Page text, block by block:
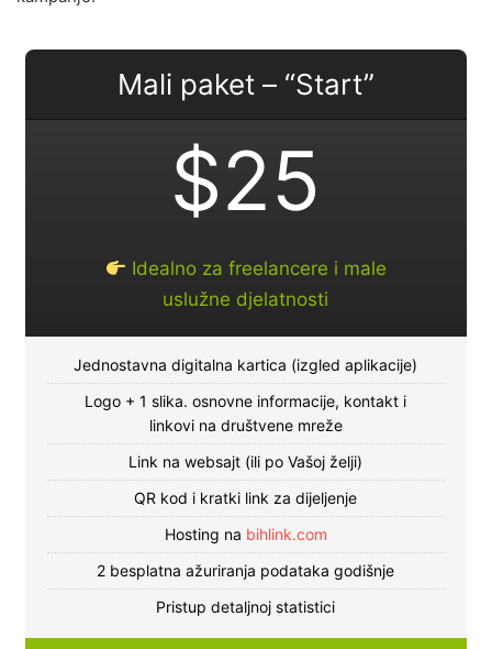
Mali paket – “Start”
$25
Idealno za freelancere i male
uslužne djelatnosti
Jednostavna digitalna kartica (izgled aplikacije)
Logo + 1 slika. osnovne informacije, kontakt i
linkovi na društvene mreže
Link na websajt (ili po Vašoj želji)
QR kod i kratki link za dijeljenje
Hosting na bihlink.com
2 besplatna ažuriranja podataka godišnje
Pristup detaljnoj statistici